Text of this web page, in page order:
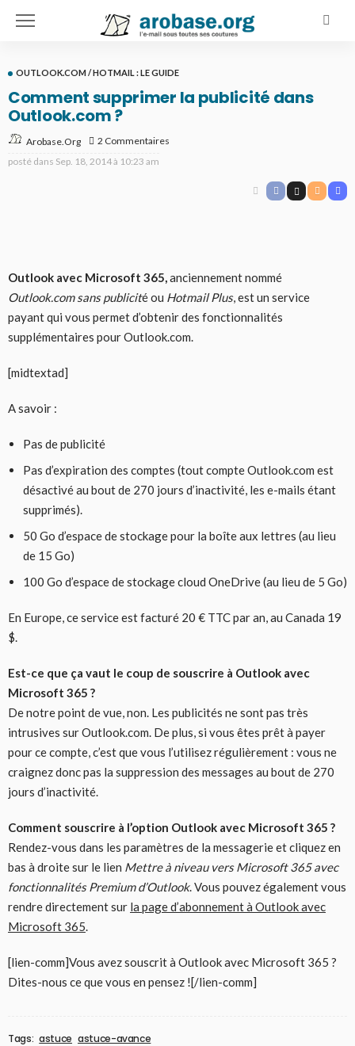
OUTLOOK.COM / HOTMAIL : LE GUIDE
Comment supprimer la publicité dans
Outlook.com ?
Arobase.org
2 Commentaires
posté dans Sep. 18, 2014 à 10:23 am
Outlook avec Microsoft 365,anciennement nommé
Outlook.com sans publicité ou Hotmail Plus, est un service
payant qui vous permet d’obtenir des fonctionnalités
supplémentaires pour Outlook.com.
[midtextad]
A savoir :
Pas de publicité
Pas d’expiration des comptes (tout compte Outlook.com est
désactivé au bout de 270 jours d’inactivité, les e-mails étant
supprimés).
50 Go d’espace de stockage pour la boîte aux lettres (au lieu
de 15 Go)
100 Go d’espace de stockage cloud OneDrive (au lieu de 5 Go)
En Europe, ce service est facturé 20 € TTC par an, au Canada 19
$.
Est-ce que ça vaut le coup de souscrire à Outlook avec
Microsoft 365 ?
De notre point de vue, non. Les publicités ne sont pas très
intrusives sur Outlook.com. De plus, si vous êtes prêt à payer
pour ce compte, c’est que vous l’utilisez régulièrement : vous ne
craignez donc pas la suppression des messages au bout de 270
jours d’inactivité.
Comment souscrire à l’option Outlook avec Microsoft 365 ?
Rendez-vous dans les paramètres de la messagerie et cliquez en
bas à droite sur le lien Mettre à niveau vers Microsoft 365 avec
fonctionnalités Premium d’Outlook. Vous pouvez également vous
rendre directement sur la page d’abonnement à Outlook avec
Microsoft 365.
[lien-comm]Vous avez souscrit à Outlook avec Microsoft 365 ?
Dites-nous ce que vous en pensez ![/lien-comm]
Tags: astuce astuce-avance